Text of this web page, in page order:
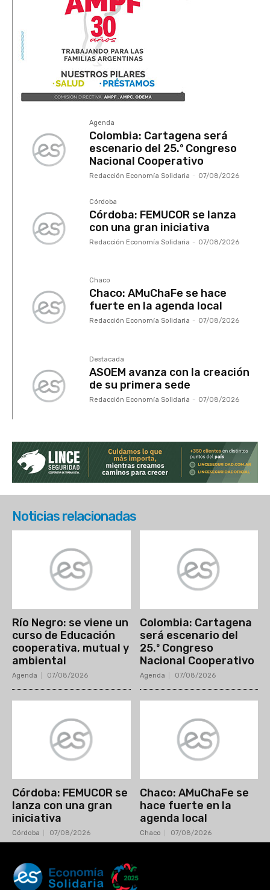
Agenda
Colombia: Cartagena será
escenario del 25.º Congreso
Nacional Cooperativo
Redacción Economía Solidaria - 07/08/2026
Córdoba
Córdoba: FEMUCOR se lanza
con una gran iniciativa
Redacción Economía Solidaria - 07/08/2026
Chaco
Chaco: AMuChaFe se hace
fuerte en la agenda local
Redacción Economía Solidaria - 07/08/2026
Destacada
ASOEM avanza con la creación
de su primera sede
Redacción Economía Solidaria - 07/08/2026
Noticias relacionadas
Río Negro: se viene un
curso de Educación
cooperativa, mutual y
ambiental
Agenda 07/08/2026
Colombia: Cartagena
será escenario del
25.º Congreso
Nacional Cooperativo
Agenda 07/08/2026
Córdoba: FEMUCOR se
lanza con una gran
iniciativa
Córdoba 07/08/2026
Chaco: AMuChaFe se
hace fuerte en la
agenda local
Chaco 07/08/2026